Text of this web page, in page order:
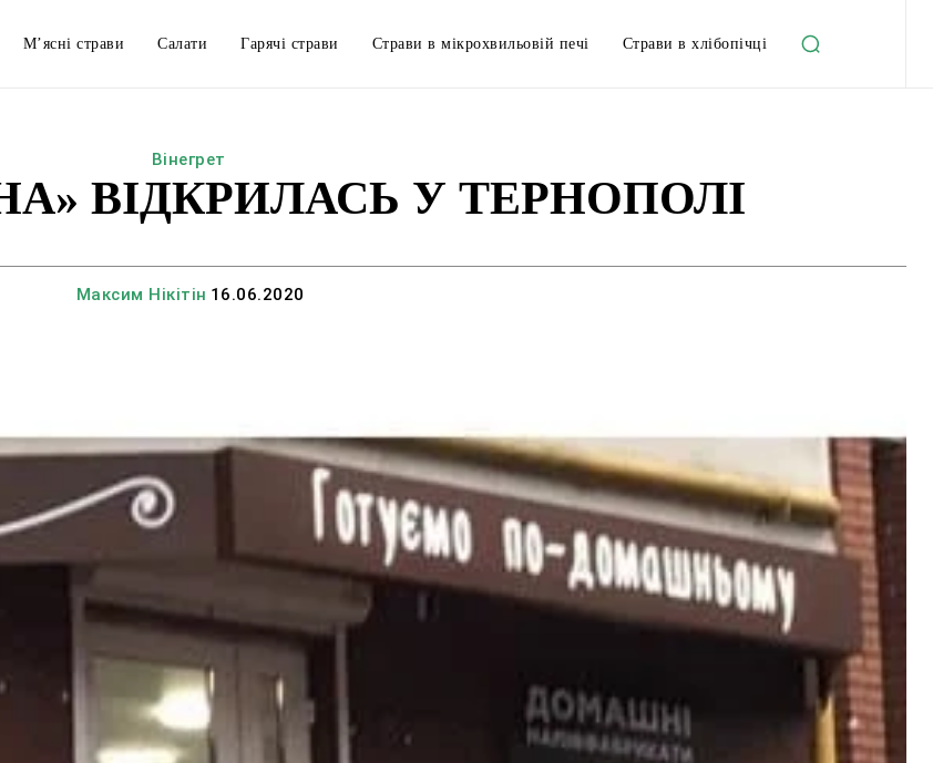
М’ясні страви Салати Гарячі страви Страви в мікрохвильовій печі Страви в хлібопічці
Вінегрет
ВІДКРИЛАСЬ У ТЕРНОПОЛІ
Максим Нікітін 16.06.2020